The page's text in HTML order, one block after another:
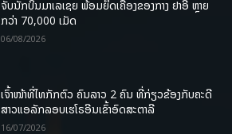
ຈັບນັກບິນມາເລເຊຍ ພ້ອມຍຶດເຄື່ອງຂອງກາງ ຢາອີ ຫຼາຍ
ກວ່າ 70,000 ເມັດ
06/08/2026
ເຈົ້າໜ້າທີ່ໄທກັກຕົວ ຄົນລາວ 2 ຄົນ ທີ່ກ່ຽວຂ້ອງກັບຄະດີ
ສາວແອລັກລອບເຮໂຣອີນເຂົ້າອົດສະຕາລີ
16/07/2026